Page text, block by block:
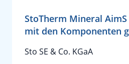
StoTherm Mineral
mit den Komponenten
Sto SE & Co. KGaA